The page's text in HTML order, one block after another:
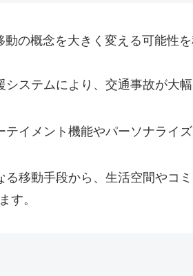
の概念を大きく変える可能性を
システムにより、交通事故が大
テイメント機能やパーソナライ
る移動手段から、生活空間やコ
す。